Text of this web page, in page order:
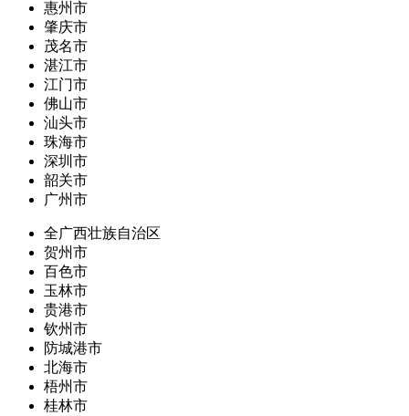
惠州市
肇庆市
茂名市
湛江市
江门市
佛山市
汕头市
珠海市
深圳市
韶关市
广州市
全广西壮族自治区
贺州市
百色市
玉林市
贵港市
钦州市
防城港市
北海市
梧州市
桂林市